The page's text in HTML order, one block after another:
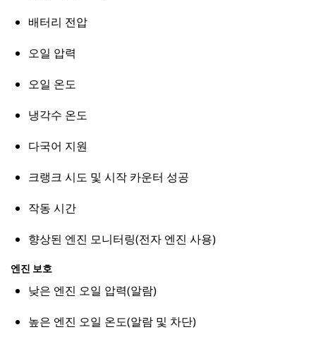
배터리 전압
오일 압력
오일 온도
냉각수 온도
다국어 지원
크랭크 시도 및 시작 카운터 성공
작동 시간
향상된 엔진 모니터링(전자 엔진 사용)
엔진 보호
낮은 엔진 오일 압력(알람)
높은 엔진 오일 온도(알람 및 차단)